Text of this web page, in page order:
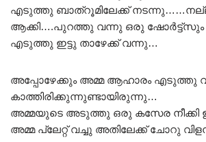
എടുത്തു ബാത്റൂമിലേക്ക്
ആക്കി….പുറത്തു വന്നു ഒരു
എടുത്തു ഇട്ടു താഴേക്ക് വന്നു…
അപ്പോഴേക്കും അമ്മ ആഹാരം എടുത്തു
കാത്തിരിക്കുന്നുണ്ടായിരുന്നു…
അമ്മയുടെ അടുത്തു ഒരു കസേര നീക്കി
അമ്മ പ്ലേറ്റ് വച്ചു അതിലേക്ക് ചോറു